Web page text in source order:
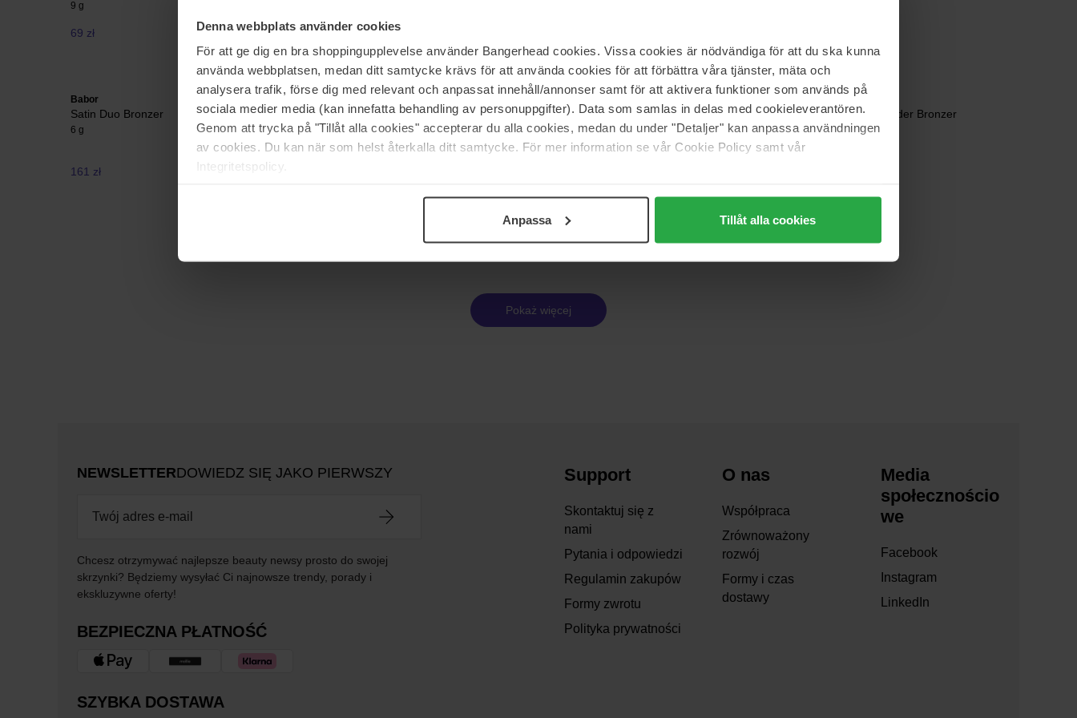
Denna webbplats använder cookies
För att ge dig en bra shoppingupplevelse använder Bangerhead cookies. Vissa cookies är nödvändiga för att du ska kunna
använda webbplatsen, medan ditt samtycke krävs för att använda cookies för att förbättra våra tjänster, mäta och
analysera trafik, förse dig med relevant och anpassat innehåll/annonser samt för att aktivera funktioner som används på
sociala medier media (kan innefatta behandling av personuppgifter). Data som samlas in delas med cookieleverantören.
Genom att trycka på "Tillåt alla cookies" accepterar du alla cookies, medan du under "Detaljer" kan anpassa användningen
av cookies. Du kan när som helst återkalla ditt samtycke. För mer information se vår Cookie Policy samt vår
Integritetspolicy.
Anpassa Tillåt alla cookies
9 g
69 zł 54 zł
Cena regularna 77 zł
Babor
Satin Duo Bronzer
6 g
161 zł
Clinique
Sun Kissed Face-Gelee Complexion
Multitasker
30 ml
True Bronze Pressed Powder Bronzer
6 g
Bronze Goddess Powder Bronzer
21 g
Strona 1 z 2 Następna
Pokaż więcej
NEWSLETTERDOWIEDZ SIĘ JAKO PIERWSZY
Chcesz otrzymywać najlepsze beauty newsy prosto do swojej
skrzynki? Będziemy wysyłać Ci najnowsze trendy, porady i
ekskluzywne oferty!
BEZPIECZNA PŁATNOŚĆ
SZYBKA DOSTAWA
Support
Skontaktuj się z
nami
Pytania i odpowiedzi
Regulamin zakupów
Formy zwrotu
Polityka prywatności
O nas
Współpraca
Zrównoważony
rozwój
Formy i czas
dostawy
Media
społecznościo
we
Facebook
Instagram
LinkedIn